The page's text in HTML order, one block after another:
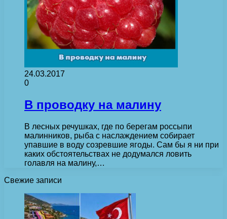
24.03.2017
0
В проводку на малину
В лесных речушках, где по берегам россыпи
малинников, рыба с наслаждением собирает
упавшие в воду созревшие ягоды. Сам бы я ни при
каких обстоятельствах не додумался ловить
голавля на малину,…
Свежие записи